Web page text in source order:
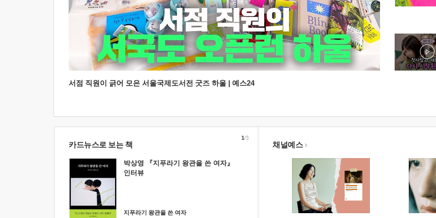
서점 직원이 긁어 모은 서울국제도서전 굿즈 하울 | 예스24
카드뉴스로 보는 책
박상영 『지푸라기 왕관을 쓴 여자』
인터뷰
지푸라기 왕관을 쓴 여자
1/3
채널예스